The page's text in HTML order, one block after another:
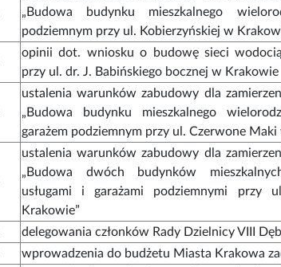
„Budowa budynku mieszkalnego
podziemnym przy ul. Kobierzyńskiej w
opinii dot. wniosku o budowę sieci
przy ul. dr. J. Babińskiego bocznej w Krakowie
ustalenia warunków zabudowy dla
„Budowa budynku mieszkalnego
garażem podziemnym przy ul. Czerwone Maki
ustalenia warunków zabudowy dla
„Budowa dwóch budynków
usługami i garażami podziemnymi przy
Krakowie”
delegowania członków Rady Dzielnicy VIII
wprowadzenia do budżetu Miasta Krakowa